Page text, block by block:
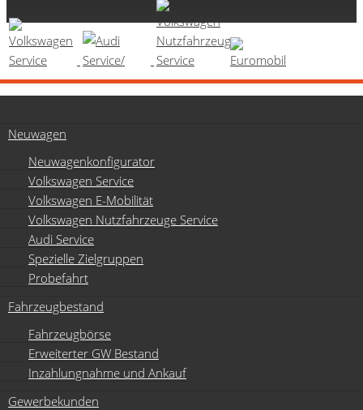
Neuwagen
Neuwagenkonfigurator
Volkswagen Service
Volkswagen E-Mobilität
Volkswagen Nutzfahrzeuge Service
Audi Service
Spezielle Zielgruppen
Probefahrt
Fahrzeugbestand
Fahrzeugbörse
Erweiterter GW Bestand
Inzahlungnahme und Ankauf
Gewerbekunden